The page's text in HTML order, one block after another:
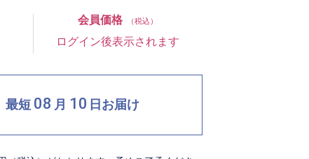
会員価格 （税込）
ログイン後表示されます
最短 08 月 10 日 お届け